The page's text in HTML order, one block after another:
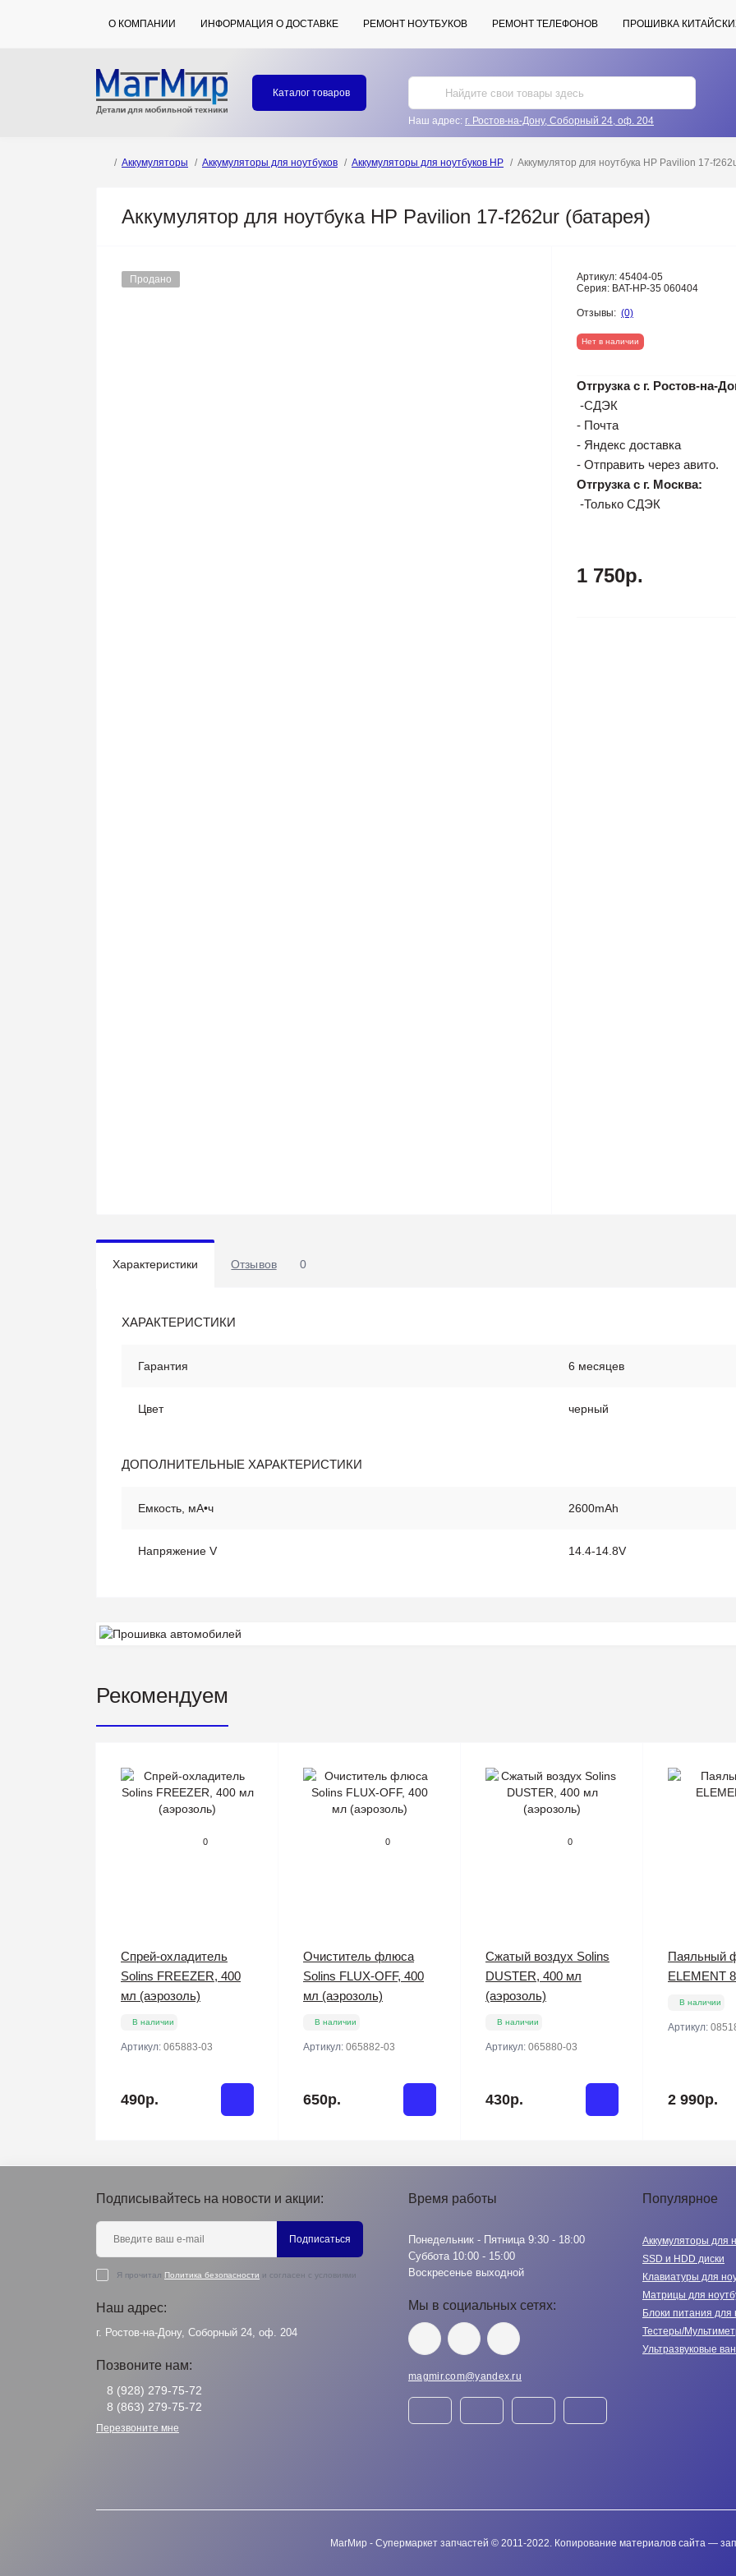
О КОМПАНИИ ИНФОРМАЦИЯ О ДОСТАВКЕ РЕМОНТ НОУТБУКОВ РЕМОНТ ТЕЛЕФОНОВ ПРОШИВКА
Каталог товаров
Наш адрес: г. Ростов-на-Дону, Соборный 24, оф. 204
Аккумуляторы Аккумуляторы для ноутбуков Аккумуляторы для ноутбуков HP Аккумулятор для ноутбука HP Pavilion 17-
Аккумулятор для ноутбука HP Pavilion 17-f262ur (батарея)
Продано Артикул: 45404-05
Серия: BAT-HP-35 060404
Отзывы: (0)
Нет в наличии
Отгрузка с г. Ростов-на-
-СДЭК
- Почта
- Яндекс доставка
- Отправить через авито.
Отгрузка с г. Москва:
-Только СДЭК
1 750р.
Характеристики Отзывов 0
ХАРАКТЕРИСТИКИ
Гарантия 6 месяцев
Цвет черный
ДОПОЛНИТЕЛЬНЫЕ ХАРАКТЕРИСТИКИ
Емкость, мА•ч 2600mAh
Напряжение V 14.4-14.8V
Рекомендуем
0
Спрей-охладитель
Solins FREEZER, 400
мл (аэрозоль)
В наличии
Артикул: 065883-03
490р.
0
Очиститель флюса
Solins FLUX-OFF, 400
мл (аэрозоль)
В наличии
Артикул: 065882-03
650р.
0
Сжатый воздух Solins
DUSTER, 400 мл
(аэрозоль)
В наличии
Артикул: 065880-03
430р.
Паяльный
ELEMENT
В наличии
Артикул:
2 990р.
Подписывайтесь на новости и акции:
Подписаться
Я прочитал Политика безопасности и согласен с условиями
Наш адрес:
г. Ростов-на-Дону, Соборный 24, оф. 204
Позвоните нам:
8 (928) 279-75-72
8 (863) 279-75-72
Перезвоните мне
Время работы
Понедельник - Пятница 9:30 - 18:00
Суббота 10:00 - 15:00
Воскресенье выходной
Мы в социальных сетях:
magmir.com@yandex.ru
Популярное
Аккумуляторы для
SSD и HDD диски
Клавиатуры для
Матрицы для
Блоки питания для
Тестеры/
Ультразвуковые
МагМир - Супермаркет запчастей © 2011-2022. Копирование материалов сайта —